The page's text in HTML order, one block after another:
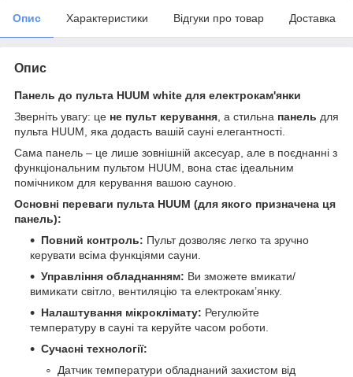
Опис Характеристики Відгуки про товар Доставка
Опис
Панель до пульта HUUM white для електрокам'янки
Зверніть увагу: це не пульт керування , а стильна панель для
пульта HUUM, яка додасть вашій сауні елегантності.
Сама панель – це лише зовнішній аксесуар, але в поєднанні з
функціональним пультом HUUM, вона стає ідеальним
помічником для керування вашою сауною.
Основні переваги пульта HUUM (для якого призначена ця
панель):
Повний контроль: Пульт дозволяє легко та зручно
керувати всіма функціями сауни.
Управління обладнанням: Ви зможете вмикати/
вимикати світло, вентиляцію та електрокам’янку.
Налаштування мікроклімату: Регулюйте
температуру в сауні та керуйте часом роботи.
Сучасні технології:
Датчик температури обладнаний захистом від